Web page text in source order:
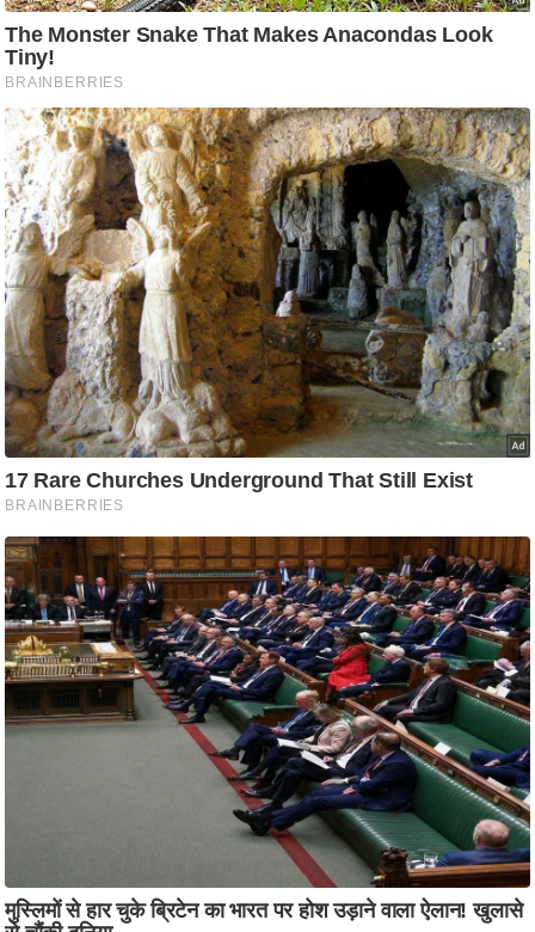
ई
.
चा
य
प
र
स
मी
क्षा
ध
र्म
ज्यो
ति
ष
प्र
भु
म
हि
मा
/
ध
र्म
स्थ
हा
र